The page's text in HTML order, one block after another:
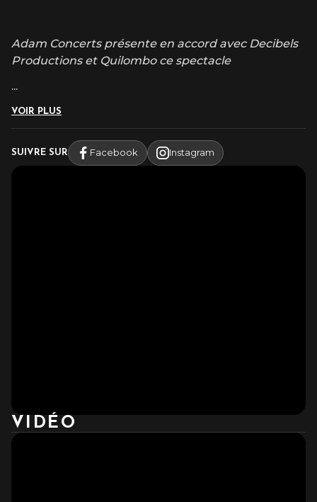
Adam Concerts présente en accord avec Decibels
Productions et Quilombo ce spectacle
...
VOIR PLUS
SUIVRE SUR Facebook Instagram
VIDÉO